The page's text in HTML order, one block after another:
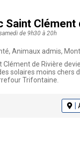
Saint Clément
de 9h30 à 20h
admis, Montures,
Clément de Rivière
solaires moins chers
Trifontaine.